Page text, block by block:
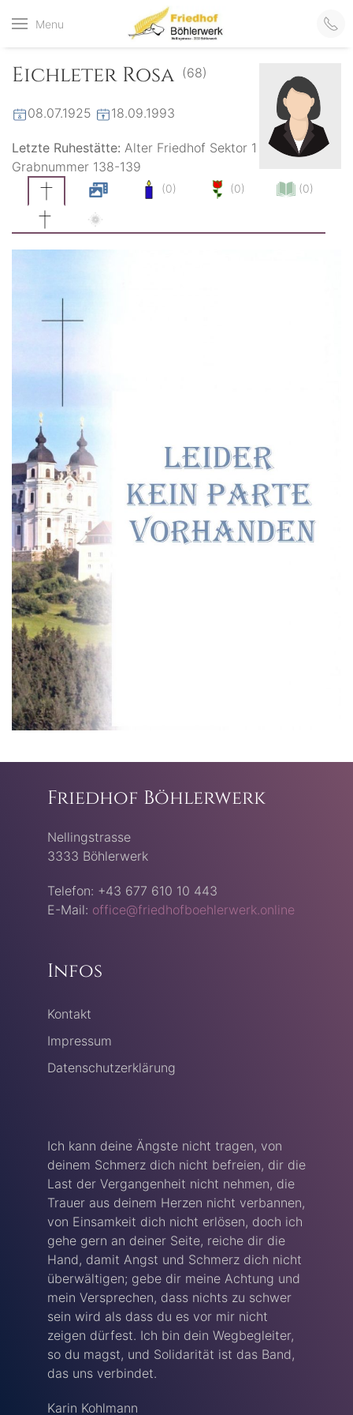
Menu
Friedhof
der virtuelle Friedhof
Eichleter Rosa (68)
08.07.1925 18.09.1993
Letzte Ruhestätte: Alter Friedhof Sektor 1
Grabnummer 138-139
(0) (0) (0)
Friedhof Böhlerwerk
Nellingstrasse
3333 Böhlerwerk
Telefon: +43 677 610 10 443
E-Mail: office@friedhofboehlerwerk.online
Infos
Kontakt
Impressum
Datenschutzerklärung
Ich kann deine Ängste nicht tragen, von
deinem Schmerz dich nicht befreien, dir die
Last der Vergangenheit nicht nehmen, die
Trauer aus deinem Herzen nicht verbannen,
von Einsamkeit dich nicht erlösen, doch ich
gehe gern an deiner Seite, reiche dir die
Hand, damit Angst und Schmerz dich nicht
überwältigen; gebe dir meine Achtung und
mein Versprechen, dass nichts zu schwer
sein wird als dass du es vor mir nicht
zeigen dürfest. Ich bin dein Wegbegleiter,
so du magst, und Solidarität ist das Band,
das uns verbindet.
Karin Kohlmann